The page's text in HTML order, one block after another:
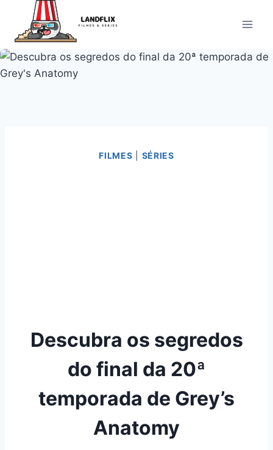
Conteúdo
FILMES SÉRIES
Descubra os segredos
do final da 20ª
temporada de Grey’s
Anatomy